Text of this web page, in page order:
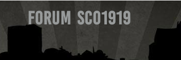
Forum SCO1919